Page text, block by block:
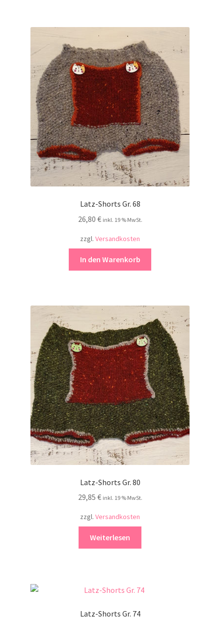
Latz-Shorts Gr. 68
26,80 € inkl. 19 % MwSt.
zzgl. Versandkosten
In den Warenkorb
Latz-Shorts Gr. 80
29,85 € inkl. 19 % MwSt.
zzgl. Versandkosten
Weiterlesen
Latz-Shorts Gr. 74